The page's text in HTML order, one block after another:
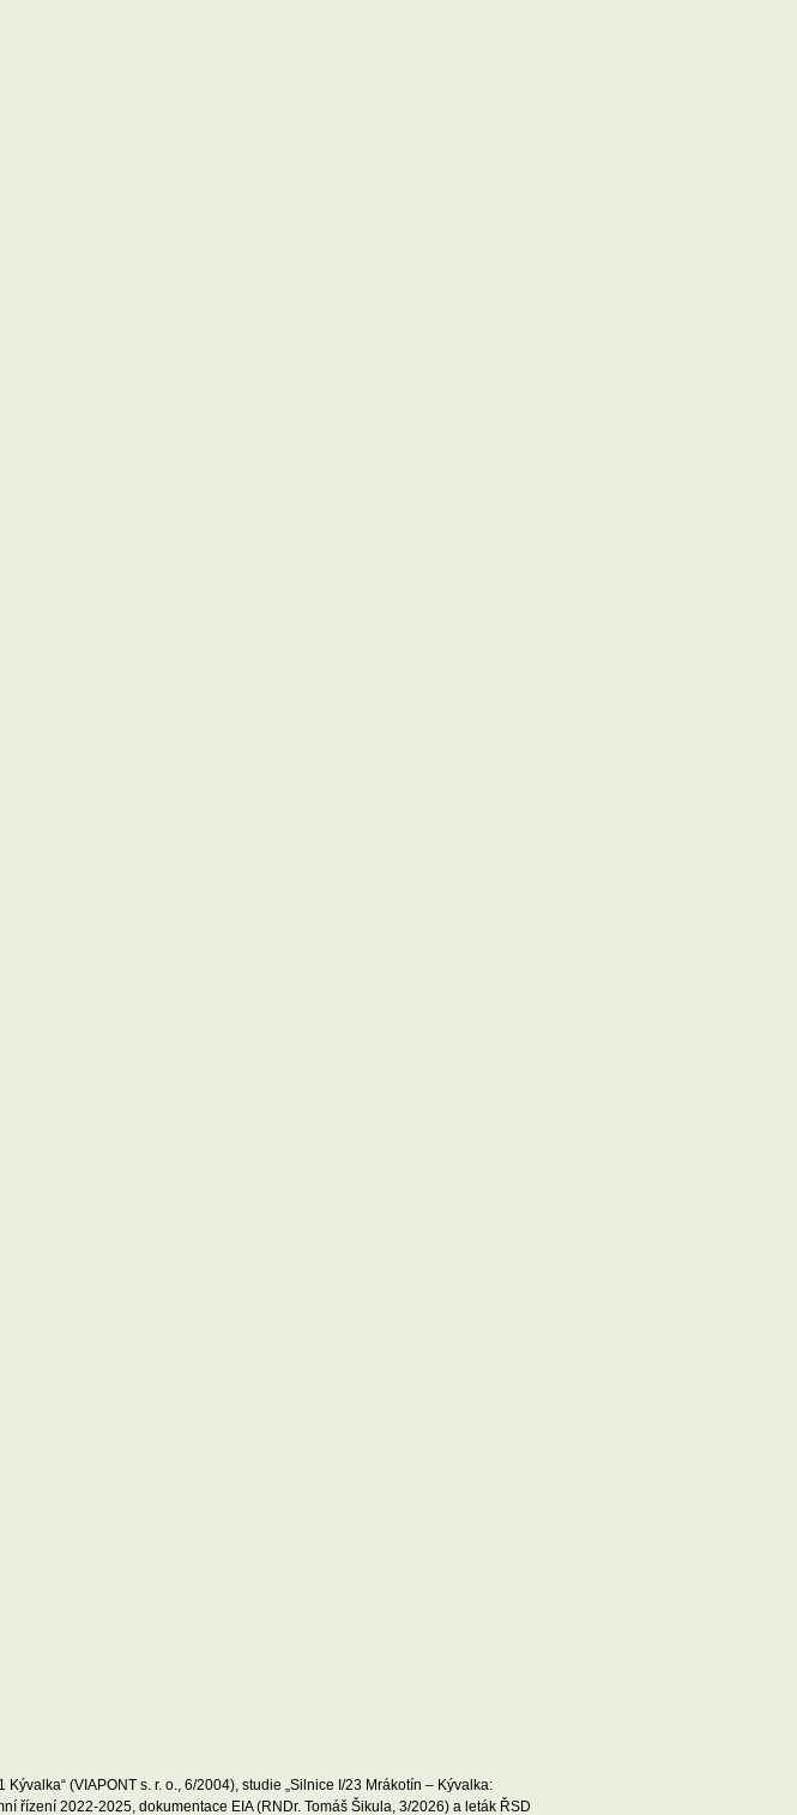
(VIAPONT s. r. o., 6/2004), studie „Silnice I/23 Mrákotín – Kývalka:
řízení 2022-2025, dokumentace EIA (RNDr. Tomáš Šikula, 3/2026) a leták ŘSD